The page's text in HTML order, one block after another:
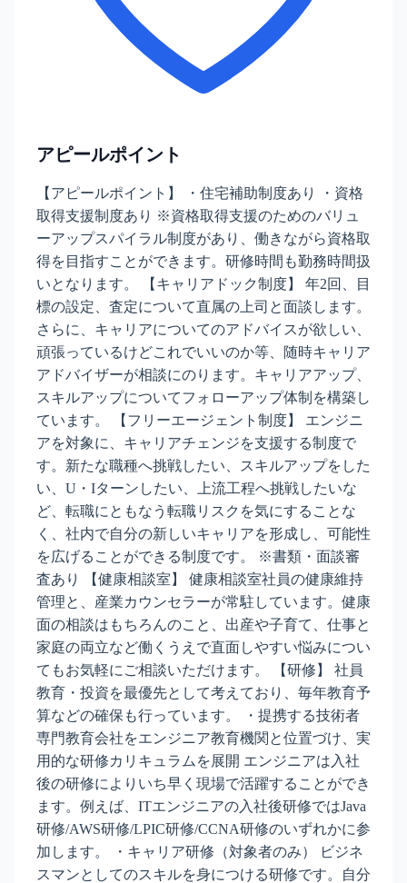
アピールポイント
【アピールポイント】 ・住宅補助制度あり ・資格
取得支援制度あり ※資格取得支援のためのバリュ
ーアップスパイラル制度があり、働きながら資格取
得を目指すことができます。研修時間も勤務時間扱
いとなります。 【キャリアドック制度】 年2回、目
標の設定、査定について直属の上司と面談します。
さらに、キャリアについてのアドバイスが欲しい、
頑張っているけどこれでいいのか等、随時キャリア
アドバイザーが相談にのります。キャリアアップ、
スキルアップについてフォローアップ体制を構築し
ています。 【フリーエージェント制度】 エンジニ
アを対象に、キャリアチェンジを支援する制度で
す。新たな職種へ挑戦したい、スキルアップをした
い、U・Iターンしたい、上流工程へ挑戦したいな
ど、転職にともなう転職リスクを気にすることな
く、社内で自分の新しいキャリアを形成し、可能性
を広げることができる制度です。 ※書類・面談審
査あり 【健康相談室】 健康相談室社員の健康維持
管理と、産業カウンセラーが常駐しています。健康
面の相談はもちろんのこと、出産や子育て、仕事と
家庭の両立など働くうえで直面しやすい悩みについ
てもお気軽にご相談いただけます。 【研修】 社員
教育・投資を最優先として考えており、毎年教育予
算などの確保も行っています。 ・提携する技術者
専門教育会社をエンジニア教育機関と位置づけ、実
用的な研修カリキュラムを展開 エンジニアは入社
後の研修によりいち早く現場で活躍することができ
ます。例えば、ITエンジニアの入社後研修ではJava
研修/AWS研修/LPIC研修/CCNA研修のいずれかに参
加します。 ・キャリア研修（対象者のみ） ビジネ
スマンとしてのスキルを身につける研修です。自分